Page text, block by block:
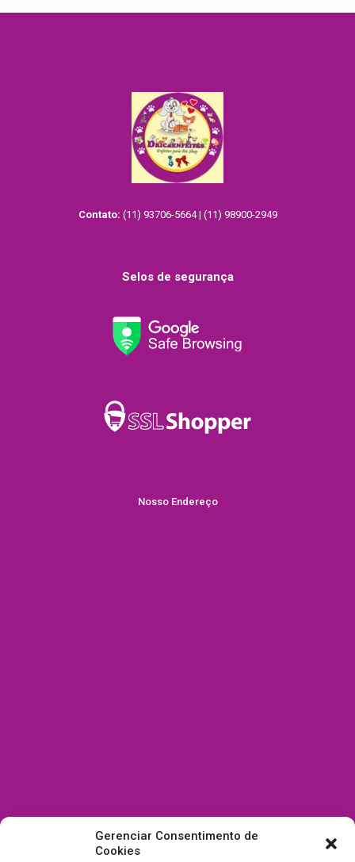
Gerenciar Consentimento de
Cookies
Contato: (11) 93706-5664 | (11) 98900-2949
Selos de segurança
Nosso Endereço